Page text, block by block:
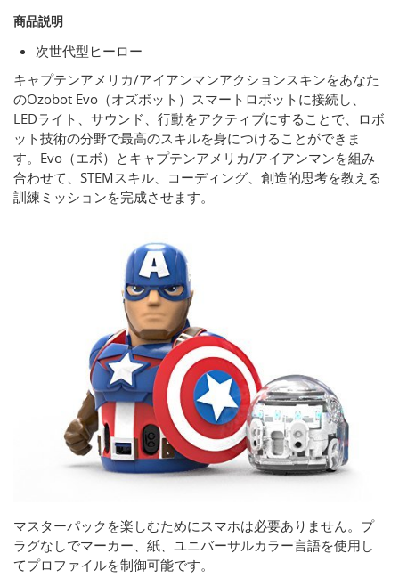
商品説明
次世代型ヒーロー
キャプテンアメリカ/アイアンマンアクションスキンをあなた
のOzobot Evo（オズボット）スマートロボットに接続し、
LEDライト、サウンド、行動をアクティブにすることで、ロボ
ット技術の分野で最高のスキルを身につけることができま
す。Evo（エボ）とキャプテンアメリカ/アイアンマンを組み
合わせて、STEMスキル、コーディング、創造的思考を教える
訓練ミッションを完成させます。
マスターパックを楽しむためにスマホは必要ありません。プ
ラグなしでマーカー、紙、ユニバーサルカラー言語を使用し
てプロファイルを制御可能です。